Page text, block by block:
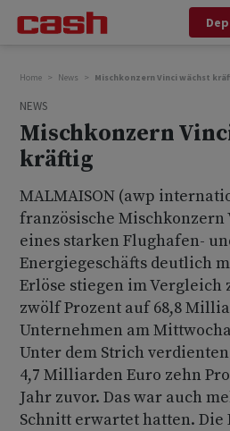
Home News Mischkonzern Vinci wächst
NEWS
Mischkonzern
kräftig
MALMAISON (awp
französische Mischkonzern
eines starken Flughafen-
Energiegeschäfts deutlich
Erlöse stiegen im Vergleich
zwölf Prozent auf 68,8
Unternehmen am
Unter dem Strich
4,7 Milliarden Euro zehn
Jahr zuvor. Das war auch
Schnitt erwartet hatten. Die